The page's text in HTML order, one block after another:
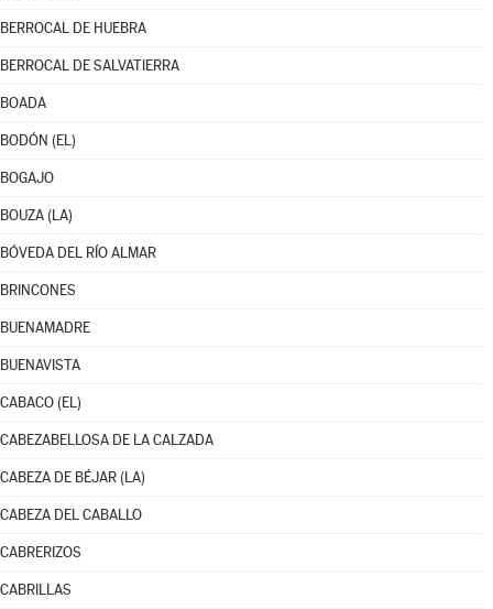
BERROCAL DE HUEBRA
BERROCAL DE SALVATIERRA
BOADA
BODÓN (EL)
BOGAJO
BOUZA (LA)
BÓVEDA DEL RÍO ALMAR
BRINCONES
BUENAMADRE
BUENAVISTA
CABACO (EL)
CABEZABELLOSA DE LA CALZADA
CABEZA DE BÉJAR (LA)
CABEZA DEL CABALLO
CABRERIZOS
CABRILLAS